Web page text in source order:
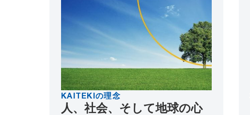
KAITEKIの理念
人、社会、そして地球の心